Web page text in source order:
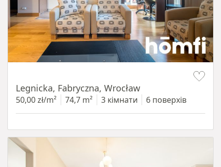
Legnicka, Fabryczna, Wrocław
50,00 zł/m² 74,7 m² 3 кімнати 6 поверхів